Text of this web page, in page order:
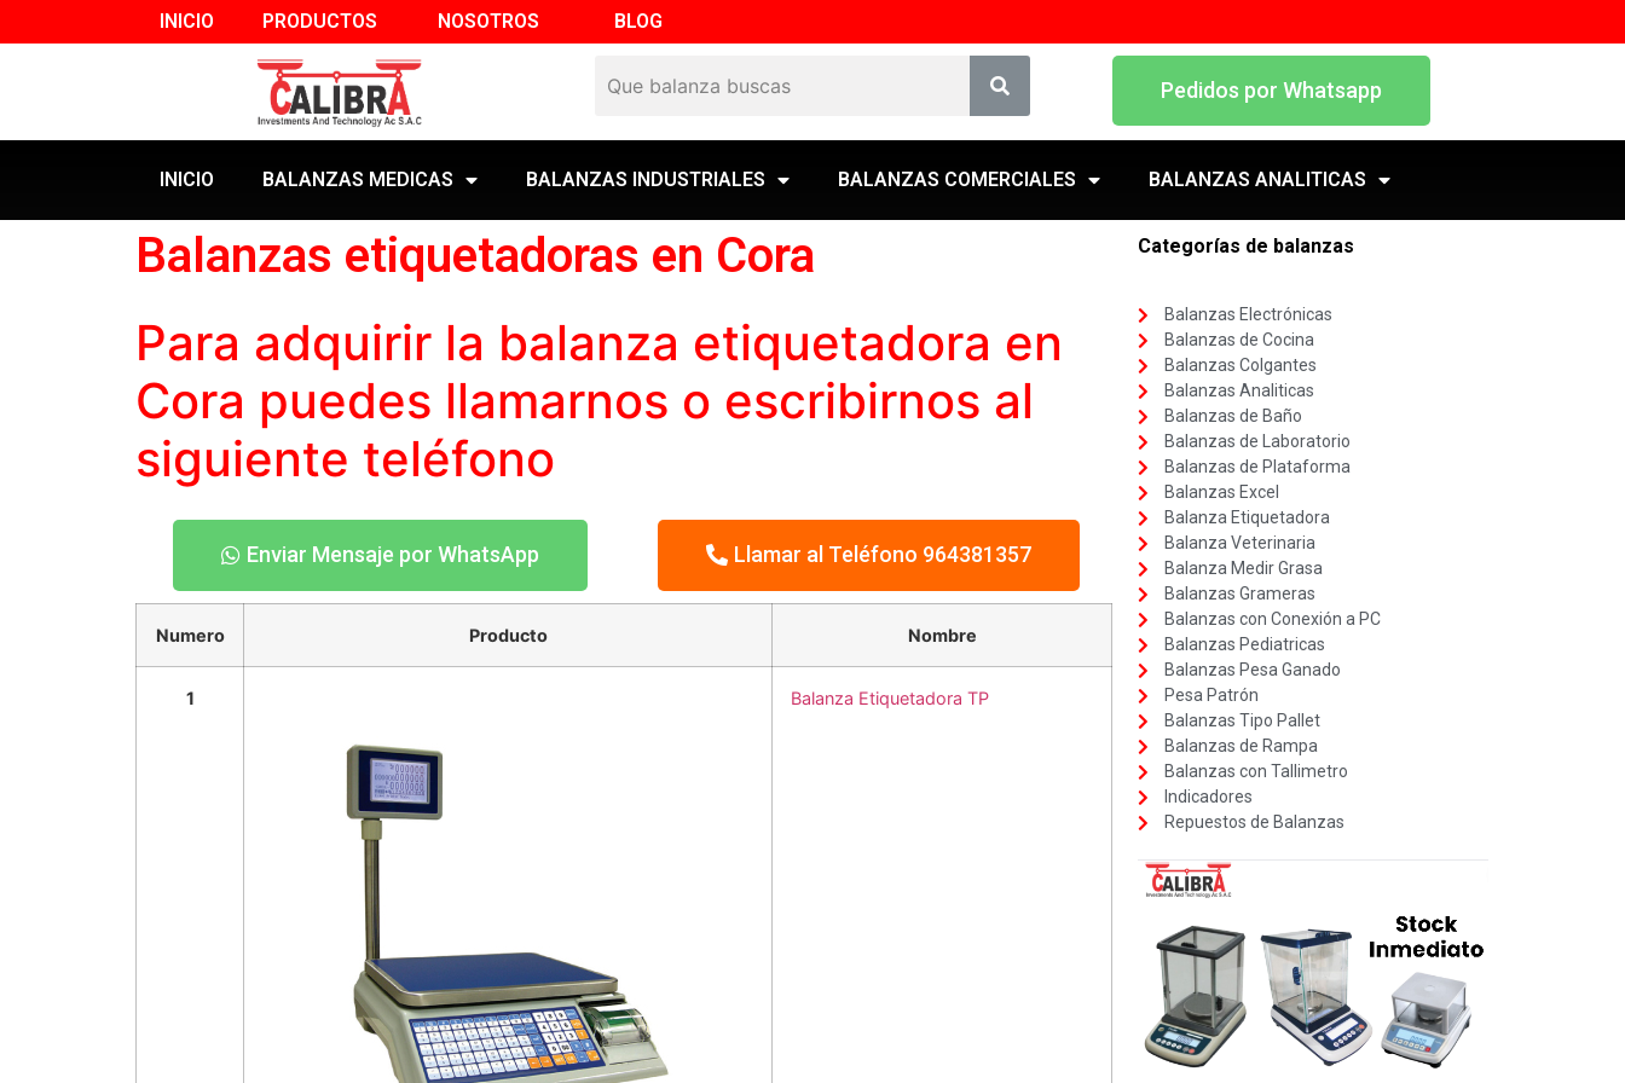
INICIO PRODUCTOS NOSOTROS BLOG
Pedidos por Whatsapp
INICIO BALANZAS MEDICAS BALANZAS INDUSTRIALES BALANZAS COMERCIALES BALANZAS ANALITICAS
Balanzas etiquetadoras en Cora
Para adquirir la balanza etiquetadora en
Cora puedes llamarnos o escribirnos al
siguiente teléfono
Enviar Mensaje por WhatsApp Llamar al Teléfono 964381357
Numero Producto Nombre
1 Balanza Etiquetadora TP
Categorías de balanzas
Balanzas Electrónicas
Balanzas de Cocina
Balanzas Colgantes
Balanzas Analiticas
Balanzas de Baño
Balanzas de Laboratorio
Balanzas de Plataforma
Balanzas Excel
Balanza Etiquetadora
Balanza Veterinaria
Balanza Medir Grasa
Balanzas Grameras
Balanzas con Conexión a PC
Balanzas Pediatricas
Balanzas Pesa Ganado
Pesa Patrón
Balanzas Tipo Pallet
Balanzas de Rampa
Balanzas con Tallimetro
Indicadores
Repuestos de Balanzas